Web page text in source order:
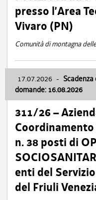
presso l’Area
Vivaro (PN)
Comunità di montagna
17.07.2026 -
domande: 16.08.2026
311/26 –
Coordinamento
n. 38 posti di
enti del
del Friuli